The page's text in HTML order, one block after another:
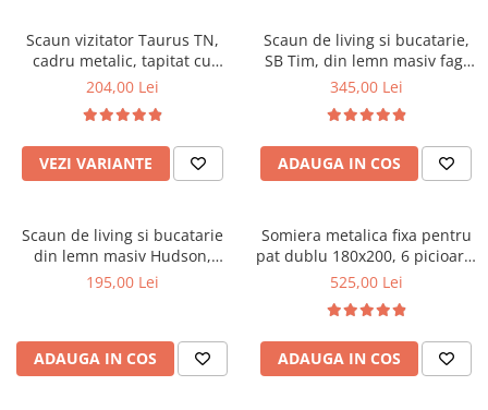
Saltele cu arcuri impachetate
individual
Saltele Memory Pocket
Saltele Memory Foam
Saltele Memory Pocket
Saltele cu plasa arcuri
Saltele cu spuma
Saltele cu spuma poliuretanica
Saltele 140x200
Paturi
Seturi de pat si saltea
Masute de toaleta
Mobilier living
Scaune pentru living
Comode living
Set mese plus scaune
Scaune ergonomice
Etajere Birou
Scaune birou
Scaune profesionale
Scaune resigilate
Scaune conferinta
Scaune terasa si outdoor
Scaun vizitator Taurus TN,
cadru metalic, tapitat cu
stofa, stivuibil, 120 kg, negru
204,00 Lei
VEZI VARIANTE
Scaun de living si bucatarie,
SB Tim, din lemn masiv fag,
tapiterie stofa, lacuit, 120 kg,
345,00 Lei
ADAUGA IN COS
Scaun de living si bucatarie
din lemn masiv Hudson,
tapiterie stofa,100 kg,
195,00 Lei
ADAUGA IN COS
Somiera metalica fixa pentru
pat dublu 180x200, 6 picioare,
32 lamele lemn fag, benzi
negru
525,00 Lei
ADAUGA IN COS